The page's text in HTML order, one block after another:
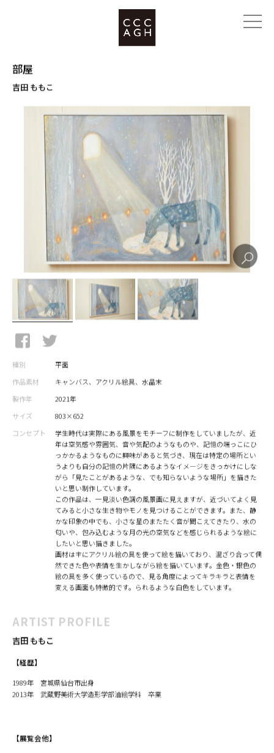
部屋
吉田 ももこ
種別
平面
作品素材
キャンバス、アクリル絵具、水晶末
製作年
2021年
サイズ
803×652
コンセプト
学生時代は実際にある風景をモチーフに制作をしていましたが、近
年は空気感や雰囲気、音や気配のようなものや、記憶の端っこにひ
っかかるようなものに興味があると気づき、現在は特定の場所とい
うよりも自分の記憶の片隅にあるようなイメージをきっかけにしな
がら「見たことがあるような、でも知らないような場所」を描きた
いと思い制作しています。
この作品は、一見淡い色調の風景画に見えますが、近づいてよく見
てみると小さな生き物やモノを見つけることができます。また、静
かな印象の中でも、小さな星のまたたく音が聞こえてきたり、水の
匂いや、包み込むような月の光の空気などを感じられるような絵に
したいと思い描きました。
画材は主にアクリル絵の具を使って絵を描いており、混ざり合って偶
然できた色や表情を生かしながら絵を描いています。金色・銀色の
絵の具を多く使っているので、見る角度によってキラキラと表情を
変える画面も特徴的です。られるような白色をしています。
ARTIST PROFILE
吉田 ももこ
【経歴】
1989年 宮城県仙台市出身
2013年 武蔵野美術大学造形学部油絵学科 卒業
【展覧会他】